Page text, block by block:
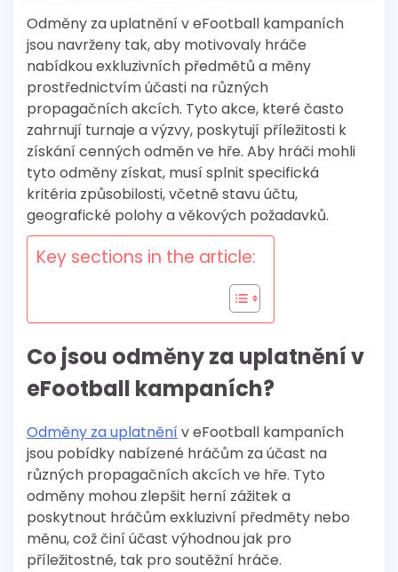
Odměny za uplatnění v eFootball kampaních
jsou navrženy tak, aby motivovaly hráče
nabídkou exkluzivních předmětů a měny
prostřednictvím účasti na různých
propagačních akcích. Tyto akce, které často
zahrnují turnaje a výzvy, poskytují příležitosti k
získání cenných odměn ve hře. Aby hráči mohli
tyto odměny získat, musí splnit specifická
kritéria způsobilosti, včetně stavu účtu,
geografické polohy a věkových požadavků.
Key sections in the article:
Co jsou odměny za uplatnění v
eFootball kampaních?
Odměny za uplatněnív eFootball kampaních
jsou pobídky nabízené hráčům za účast na
různých propagačních akcích ve hře. Tyto
odměny mohou zlepšit herní zážitek a
poskytnout hráčům exkluzivní předměty nebo
měnu, což činí účast výhodnou jak pro
příležitostné, tak pro soutěžní hráče.